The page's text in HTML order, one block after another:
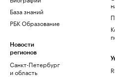
База знаний
РБК Образование
Новости
регионов
Санкт-Петербург
и область